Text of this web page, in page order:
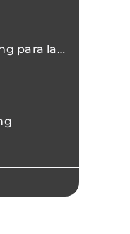
de proyectos.